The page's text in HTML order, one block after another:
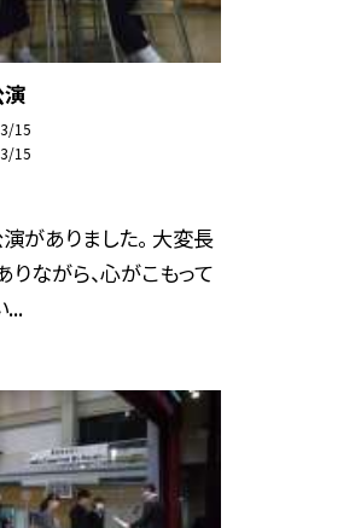
15
15
がありました。 大変長
りながら、心がこもって
...